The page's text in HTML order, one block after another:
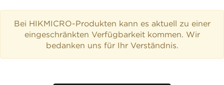
Bei HIKMICRO-Produkten kann es aktuell zu einer
eingeschränkten Verfügbarkeit kommen. Wir
bedanken uns für Ihr Verständnis.